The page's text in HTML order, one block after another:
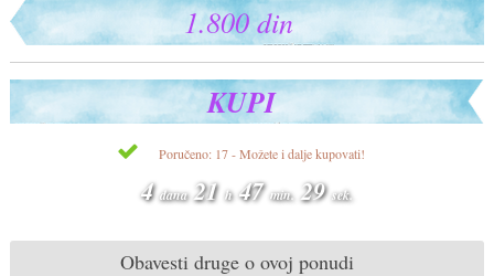
1.800 din
KUPI
Poručeno: 17 - Možete i dalje kupovati!
4dana 21h 47min. 28sek.
Obavesti druge o ovoj ponudi